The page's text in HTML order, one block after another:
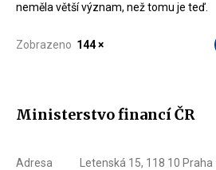
neměla větší význam, než tomu je teď.
Zobrazeno 144 ×
Ministerstvo financí ČR
Adresa Letenská 15, 118 10 Praha